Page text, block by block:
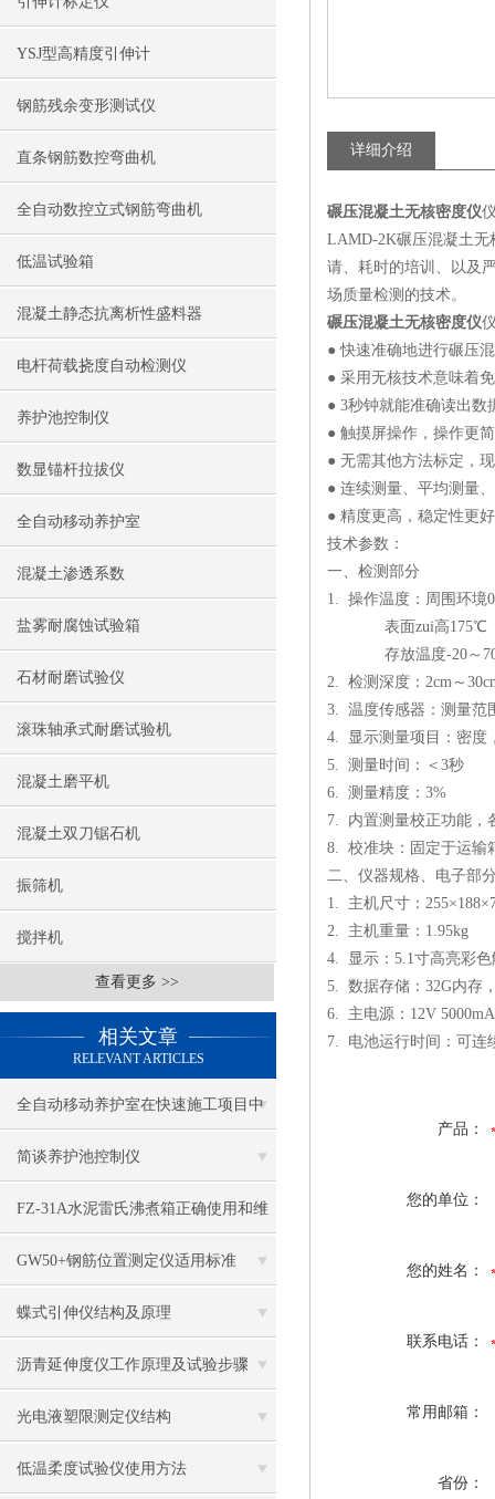
YSJ型高精度引伸计
钢筋残余变形测试仪
直条钢筋数控弯曲机
全自动数控立式钢筋弯曲机
低温试验箱
混凝土静态抗离析性盛料器
电杆荷载挠度自动检测仪
养护池控制仪
数显锚杆拉拔仪
全自动移动养护室
混凝土渗透系数
盐雾耐腐蚀试验箱
石材耐磨试验仪
滚珠轴承式耐磨试验机
混凝土磨平机
混凝土双刀锯石机
振筛机
搅拌机
查看更多 >>
相关文章
RELEVANT ARTICLES
全自动移动养护室在快速施工项目中
的应用
简谈养护池控制仪
FZ-31A水泥雷氏沸煮箱正确使用和维
护
GW50+钢筋位置测定仪适用标准
蝶式引伸仪结构及原理
沥青延伸度仪工作原理及试验步骤
光电液塑限测定仪结构
低温柔度试验仪使用方法
详细介绍
碾压混凝土无核密度仪
LAMD-2K碾压混凝土无
请、耗时的培训、以及
场质量检测的技术。
碾压混凝土无核密度仪
● 快速准确地进行碾压
● 采用无核技术意味着
● 3秒钟就能准确读出数
● 触摸屏操作，操作更
● 无需其他方法标定，
● 连续测量、平均测量
● 精度更高，稳定性更
技术参数：
一、检测部分
1. 操作温度：周围环境
表面zui高175℃
存放温度-20～
2. 检测深度：2cm～
3. 温度传感器：测量范
4. 显示测量项目：密度
5. 测量时间：＜3秒
6. 测量精度：3%
7. 内置测量校正功能，
8. 校准块：固定于运输
二、仪器规格、电子部
1. 主机尺寸：
2. 主机重量：1.95kg
4. 显示：5.1寸高亮彩色
5. 数据存储：32G内存
6. 主电源：12V
7. 电池运行时间：可连
产品：
您的单位：
您的姓名：
联系电话：
常用邮箱：
省份：